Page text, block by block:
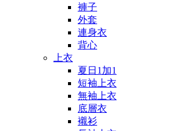
褲子
外套
連身衣
背心
上衣
夏日1加1
短袖上衣
無袖上衣
底層衣
襯衫